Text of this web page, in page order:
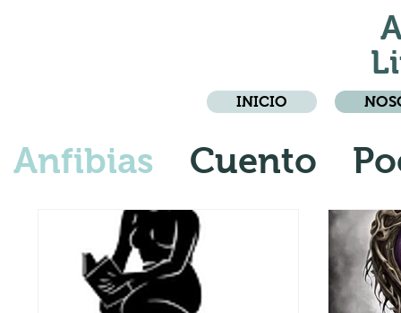
INICIO
Anfibias Cuento
Crónica